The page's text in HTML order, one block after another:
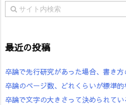
最近の投稿
卒論で先行研究があった場合、書き方
卒論のページ数、どれくらいが標準的
卒論で文字の大きさって決められてい